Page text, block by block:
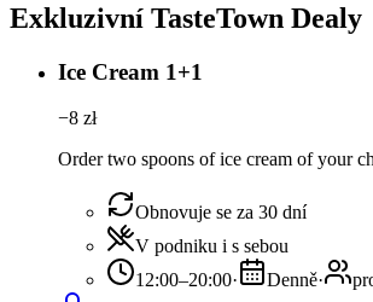
Exkluzivní TasteTown Dealy
Ice Cream 1+1
−8 zł
Order two spoons of ice cream of your
Obnovuje se za 30 dní
V podniku i s sebou
12:00–20:00· Denně·